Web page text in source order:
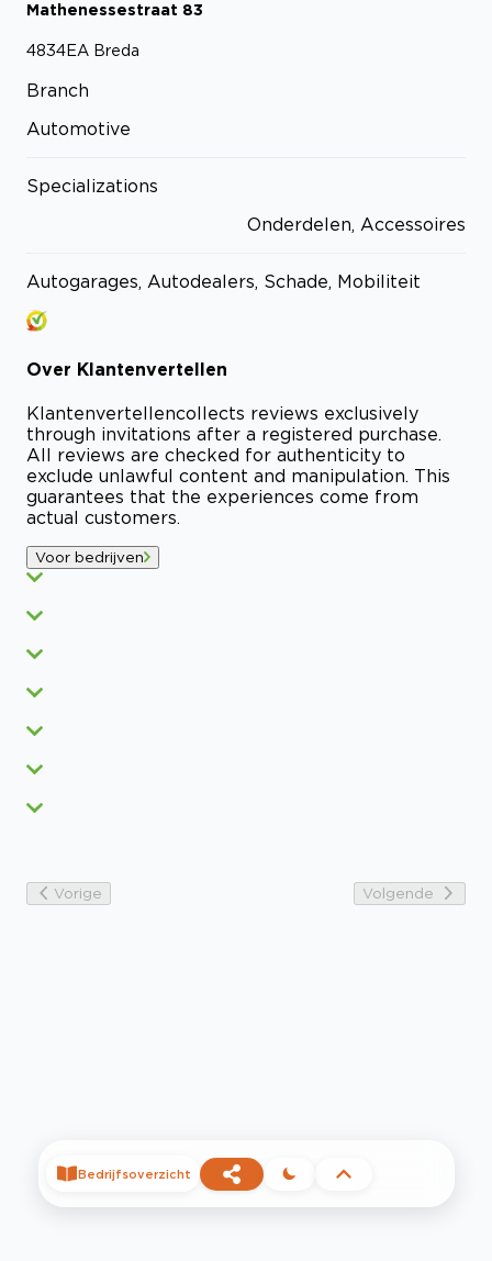
Mathenessestraat 83
4834EA Breda
Branch
Automotive
Specializations
Onderdelen, Accessoires
Autogarages, Autodealers, Schade, Mobiliteit
Over Klantenvertellen
Klantenvertellencollects reviews exclusively
through invitations after a registered purchase.
All reviews are checked for authenticity to
exclude unlawful content and manipulation. This
guarantees that the experiences come from
actual customers.
Voor bedrijven
Vorige Volgende
Bedrijfsoverzicht